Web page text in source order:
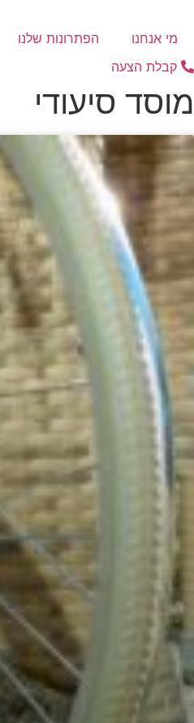
מי אנחנו הפתרונות שלנו
קבלת הצעה
מוסד סיעודי